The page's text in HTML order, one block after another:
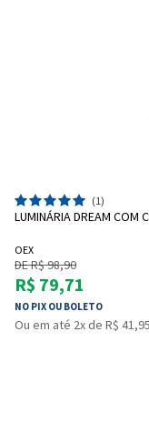
(1)
LUMINÁRIA DREAM COM
OEX
DE R$ 98,90
R$ 79,71
NO PIX OU BOLETO
Ou em até 2x de R$ 41,95